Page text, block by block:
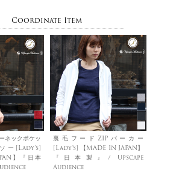
Coordinate Item
ネックポケッ
ー[Lady's]
】『日本
裏毛フードZIPパーカー
[Lady's] 【MADE IN JAPAN】
『日本製』/ Upscape
Audience